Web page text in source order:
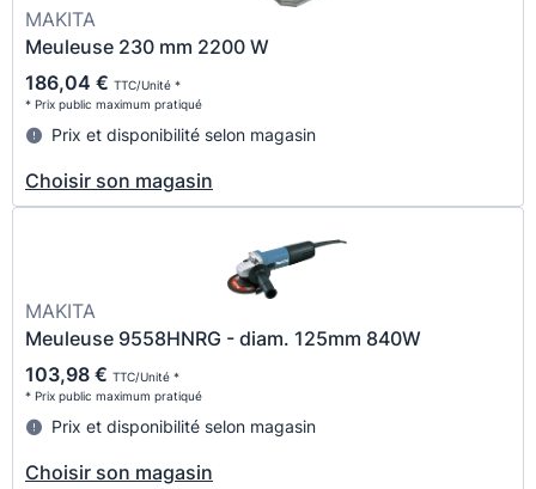
MAKITA
Meuleuse 230 mm 2200 W
186,04 € TTC/Unité *
* Prix public maximum pratiqué
Prix et disponibilité selon magasin
Choisir son magasin
MAKITA
Meuleuse 9558HNRG - diam. 125mm 840W
103,98 € TTC/Unité *
* Prix public maximum pratiqué
Prix et disponibilité selon magasin
Choisir son magasin